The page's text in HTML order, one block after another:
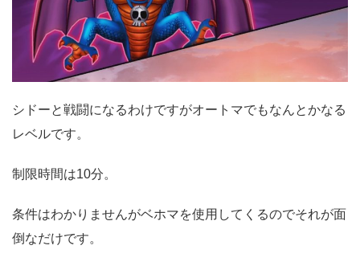
シドーと戦闘になるわけですがオートマでもなんとかなる
レベルです。
制限時間は10分。
条件はわかりませんがベホマを使用してくるのでそれが面
倒なだけです。